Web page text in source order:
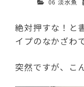
絶対押すな！と
イプのなかざわで
突然ですが、こ